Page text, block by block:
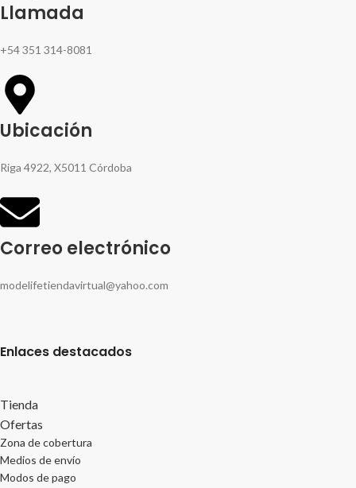
Llamada
+54 351 314-8081
Ubicación
Riga 4922, X5011 Córdoba
Correo electrónico
modelifetiendavirtual@yahoo.com
Enlaces destacados
Tienda
Ofertas
Zona de cobertura
Medios de envío
Modos de pago